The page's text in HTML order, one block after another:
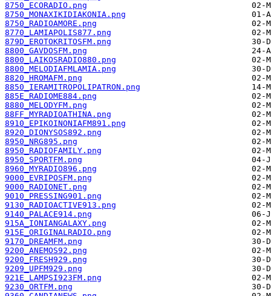
8750_ECORADIO.png
8750_MONAXIKIDIAKONIA.png
8750_RADIOAMORE.png
8770_LAMIAPOLIS877.png
879D_EROTOKRITOSFM.png
8800_GAVDOSFM.png
8800_LAIKOSRADIO880.png
8800_MELODIAFMLAMIA.png
8820_HROMAFM.png
8850_IERAMITROPOLIPATRON.png
885E_RADIOME884.png
8880_MELODYFM.png
88FF_MYRADIOATHINA.png
8910_EPIKOINONIAFM891.png
8920_DIONYSOS892.png
8950_NRG895.png
8950_RADIOFAMILY.png
8950_SPORTFM.png
8960_MYRADIO896.png
9000_EVRIPOSFM.png
9000_RADIONET.png
9010_PRESSING901.png
9130_RADIOACTIVE913.png
9140_PALACE914.png
915A_IONIANGALAXY.png
915E_ORIGINALRADIO.png
9170_DREAMFM.png
9200_ANEMOS92.png
9200_FRESH929.png
9209_UPFM929.png
921E_LAMPSI923FM.png
9230_ORTFM.png